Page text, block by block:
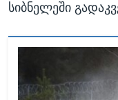
სიბნელეში